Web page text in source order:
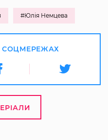
#Юлія Немцева
СОЦМЕРЕЖАХ